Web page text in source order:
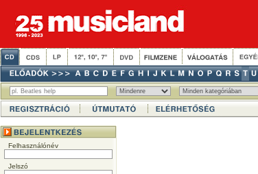
Felhasználónév
Jelszó